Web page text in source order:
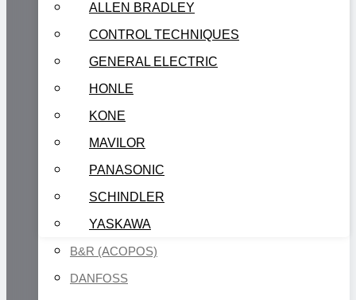
ALLEN BRADLEY
CONTROL TECHNIQUES
GENERAL ELECTRIC
HONLE
KONE
MAVILOR
PANASONIC
SCHINDLER
YASKAWA
B&R (ACOPOS)
DANFOSS